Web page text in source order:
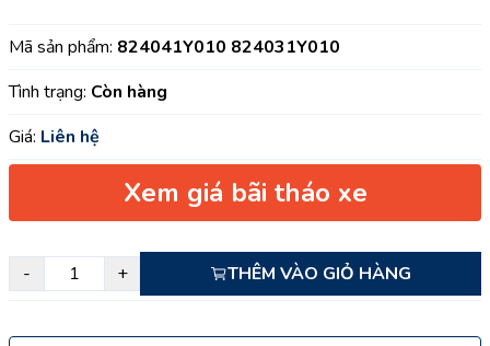
Mã sản phẩm: 824041Y010 824031Y010
Tình trạng: Còn hàng
Giá: Liên hệ
Xem giá bãi tháo xe
- + THÊM VÀO GIỎ HÀNG